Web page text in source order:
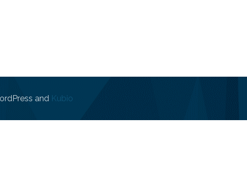
and Kubio